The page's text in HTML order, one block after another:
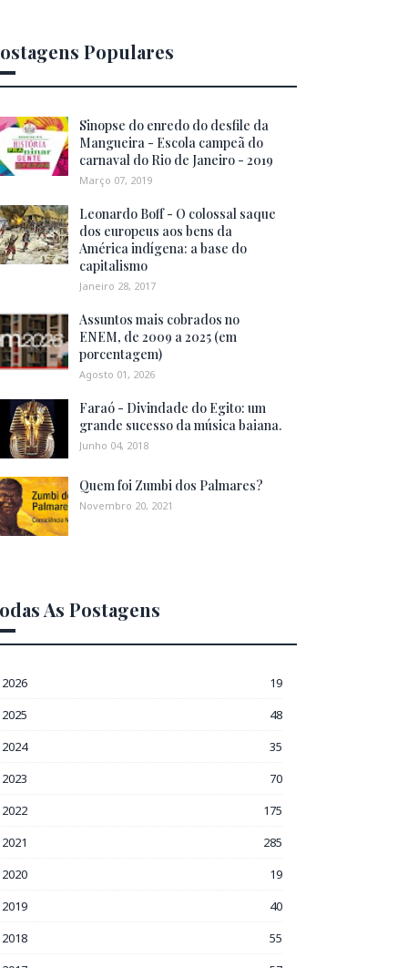
Populares
Sinopse do enredo do desfile da
Mangueira - Escola campeã do
carnaval do Rio de Janeiro - 2019
Março 07, 2019
Leonardo Boff - O colossal saque
dos europeus aos bens da
América indígena: a base do
capitalismo
Janeiro 28, 2017
Assuntos mais cobrados no
ENEM, de 2009 a 2025 (em
porcentagem)
Agosto 01, 2026
Faraó - Divindade do Egito: um
grande sucesso da música baiana.
Junho 04, 2018
Quem foi Zumbi dos Palmares?
Novembro 20, 2021
As Postagens
2026
19
2025
48
2024
35
2023
70
2022
175
2021
285
2020
19
2019
40
2018
55